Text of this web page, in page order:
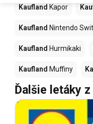
Kaufland Kapor
Kaufland Nintendo
Kaufland Hurmikaki
Kaufland Muffiny
Ďalšie letáky